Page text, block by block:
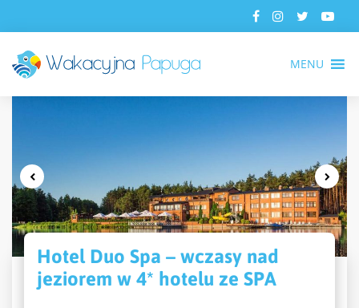
MENU
Hotel Duo Spa – wczasy nad
jeziorem w 4* hotelu ze SPA